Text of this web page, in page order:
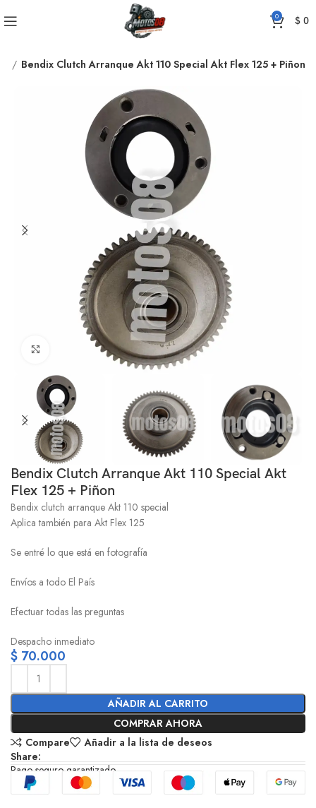
0 $0
Bendix Clutch Arranque Akt 110 Special Akt Flex 125 + Piñon
Click to enlarge
Bendix Clutch Arranque Akt 110 Special Akt
Flex 125 + Piñon
Bendix clutch arranque Akt 110 special
Aplica también para Akt Flex 125
Se entré lo que está en fotografía
Envíos a todo El País
Efectuar todas las preguntas
Despacho inmediato
$ 70.000
AÑADIR AL CARRITO
COMPRAR AHORA
Compare
Añadir a la lista de deseos
Share:
Pago seguro garantizado